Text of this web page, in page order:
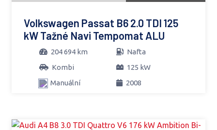
Volkswagen Passat B6 2.0 TDI 125
kW Tažné Navi Tempomat ALU
204 694 km
Nafta
Kombi
125 kW
Manuální
2008